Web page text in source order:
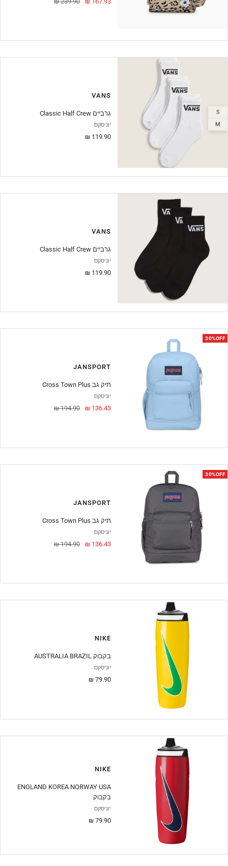
S
M
VANS
Classic Half Crew גרביים
יוניסקס
מחיר
119.90 ₪
VANS
Classic Half Crew גרביים
יוניסקס
מחיר
119.90 ₪
30%OFF
JANSPORT
Cross Town Plus תיק גב
יוניסקס
מחיר
136.43 ₪ מחיר
194.90 ₪
30%OFF
JANSPORT
Cross Town Plus תיק גב
יוניסקס
מחיר
136.43 ₪ מחיר
194.90 ₪
NIKE
AUSTRALIA BRAZIL בקבוק
יוניסקס
מחיר
79.90 ₪
NIKE
ENGLAND KOREA NORWAY USA
בקבוק
יוניסקס
מחיר
79.90 ₪